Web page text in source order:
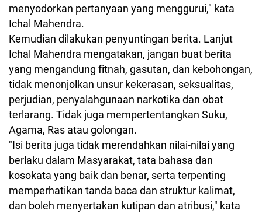
menyodorkan pertanyaan yang menggurui," kata
Ichal Mahendra.
Kemudian dilakukan penyuntingan berita. Lanjut
Ichal Mahendra mengatakan, jangan buat berita
yang mengandung fitnah, gasutan, dan kebohongan,
tidak menonjolkan unsur kekerasan, seksualitas,
perjudian, penyalahgunaan narkotika dan obat
terlarang. Tidak juga mempertentangkan Suku,
Agama, Ras atau golongan.
"Isi berita juga tidak merendahkan nilai-nilai yang
berlaku dalam Masyarakat, tata bahasa dan
kosokata yang baik dan benar, serta terpenting
memperhatikan tanda baca dan struktur kalimat,
dan boleh menyertakan kutipan dan atribusi," kata